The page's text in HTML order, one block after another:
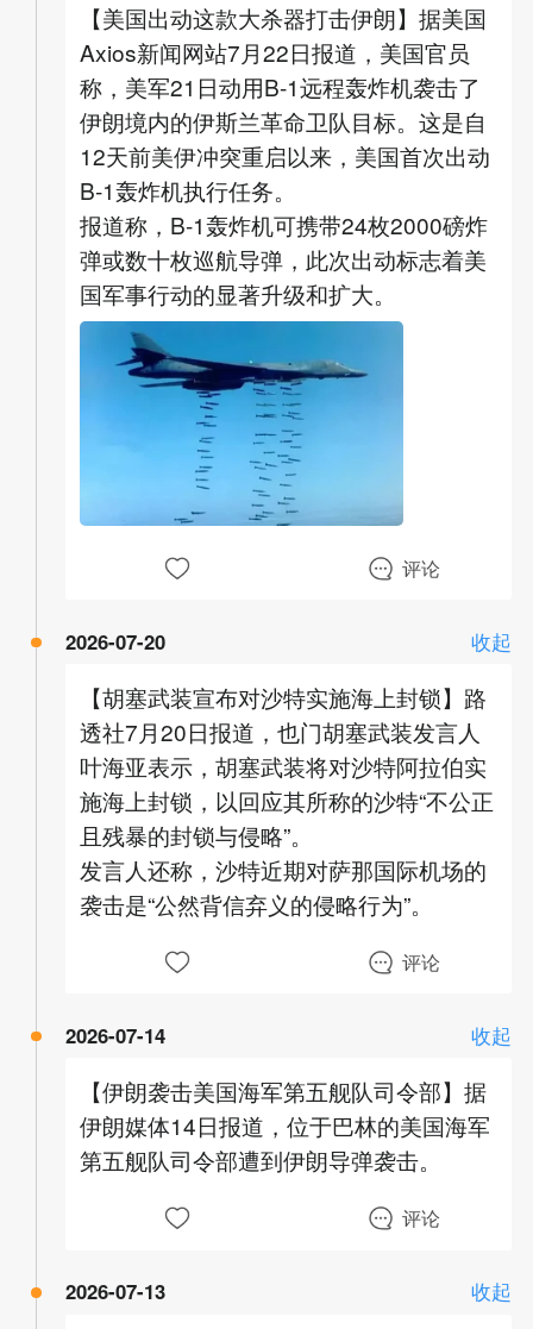
【美国出动这款大杀器打击伊朗】据美国
Axios新闻网站7月22日报道，美国官员
称，美军21日动用B-1远程轰炸机袭击了
伊朗境内的伊斯兰革命卫队目标。这是自
12天前美伊冲突重启以来，美国首次出动
B-1轰炸机执行任务。
报道称，B-1轰炸机可携带24枚2000磅炸
弹或数十枚巡航导弹，此次出动标志着美
国军事行动的显著升级和扩大。
评论
2026-07-20 收起
【胡塞武装宣布对沙特实施海上封锁】路
透社7月20日报道，也门胡塞武装发言人
叶海亚表示，胡塞武装将对沙特阿拉伯实
施海上封锁，以回应其所称的沙特“不公正
且残暴的封锁与侵略”。
发言人还称，沙特近期对萨那国际机场的
袭击是“公然背信弃义的侵略行为”。
评论
2026-07-14 收起
【伊朗袭击美国海军第五舰队司令部】据
伊朗媒体14日报道，位于巴林的美国海军
第五舰队司令部遭到伊朗导弹袭击。
评论
2026-07-13 收起